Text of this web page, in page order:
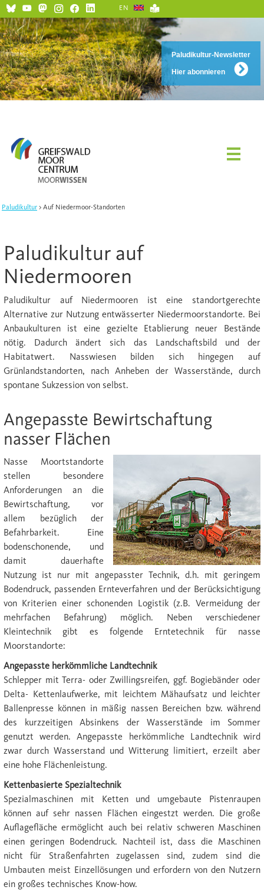
Paludikultur-Newsletter
Hier abonnieren
EN
Paludikultur Auf Niedermoor-Standorten
Paludikultur auf
Niedermooren
Paludikultur auf Niedermooren ist eine standortgerechte
Alternative zur Nutzung entwässerter Niedermoorstandorte. Bei
Anbaukulturen ist eine gezielte Etablierung neuer Bestände
nötig. Dadurch ändert sich das Landschaftsbild und der
Habitatwert. Nasswiesen bilden sich hingegen auf
Grünlandstandorten, nach Anheben der Wasserstände, durch
spontane Sukzession von selbst.
Angepasste Bewirtschaftung
nasser Flächen
Nasse Moortstandorte
stellen besondere
Anforderungen an die
Bewirtschaftung, vor
allem bezüglich der
Befahrbarkeit. Eine
bodenschonende, und
damit dauerhafte
Nutzung ist nur mit angepasster Technik, d.h. mit geringem
Bodendruck, passenden Ernteverfahren und der Berücksichtigung
von Kriterien einer schonenden Logistik (z.B. Vermeidung der
mehrfachen Befahrung) möglich. Neben verschiedener
Kleintechnik gibt es folgende Erntetechnik für nasse
Moorstandorte:
Angepasste herkömmliche Landtechnik
Schlepper mit Terra- oder Zwillingsreifen, ggf. Bogiebänder oder
Delta- Kettenlaufwerke, mit leichtem Mähaufsatz und leichter
Ballenpresse können in mäßig nassen Bereichen bzw. während
des kurzzeitigen Absinkens der Wasserstände im Sommer
genutzt werden. Angepasste herkömmliche Landtechnik wird
zwar durch Wasserstand und Witterung limitiert, erzeilt aber
eine hohe Flächenleistung.
Kettenbasierte Spezialtechnik
Spezialmaschinen mit Ketten und umgebaute Pistenraupen
können auf sehr nassen Flächen eingestzt werden. Die große
Auflagefläche ermöglicht auch bei relativ schweren Maschinen
einen geringen Bodendruck. Nachteil ist, dass die Maschinen
nicht für Straßenfahrten zugelassen sind, zudem sind die
Umbauten meist Einzellösungen und erfordern von den Nutzern
ein großes technisches Know-how.